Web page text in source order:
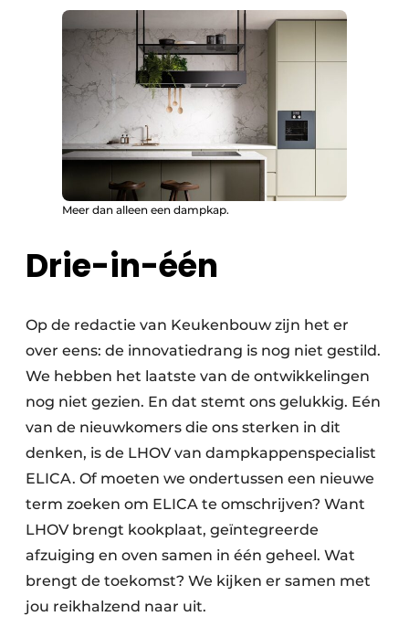
Meer dan alleen een dampkap.
Drie-in-één
Op de redactie van Keukenbouw zijn het er
over eens: de innovatiedrang is nog niet gestild.
We hebben het laatste van de ontwikkelingen
nog niet gezien. En dat stemt ons gelukkig. Eén
van de nieuwkomers die ons sterken in dit
denken, is de LHOV van dampkappenspecialist
ELICA. Of moeten we ondertussen een nieuwe
term zoeken om ELICA te omschrijven? Want
LHOV brengt kookplaat, geïntegreerde
afzuiging en oven samen in één geheel. Wat
brengt de toekomst? We kijken er samen met
jou reikhalzend naar uit.